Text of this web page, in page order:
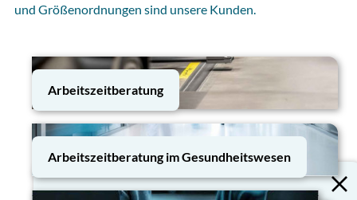
und Größenordnungen sind unsere Kunden.
Arbeitszeitberatung
Arbeitszeitberatung im Gesundheitswesen